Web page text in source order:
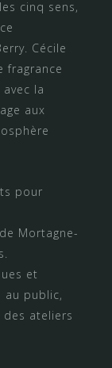
cinq sens,
Cécile
fragrance
la
aux
pour
Mortagne-
et
au public,
ateliers